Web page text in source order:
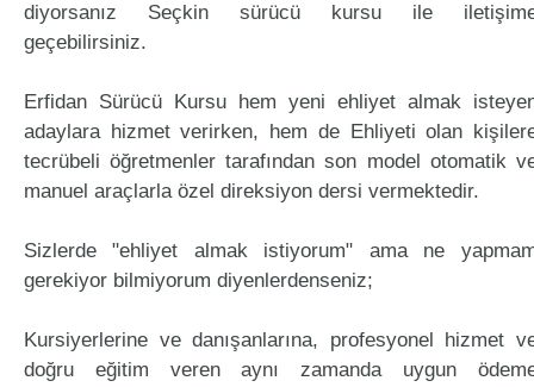
diyorsanız Seçkin sürücü kursu ile
geçebilirsiniz.
Erfidan Sürücü Kursu hem yeni ehliyet almak
adaylara hizmet verirken, hem de Ehliyeti olan
tecrübeli öğretmenler tarafından son model otomatik
manuel araçlarla özel direksiyon dersi vermektedir.
Sizlerde "ehliyet almak istiyorum" ama ne
gerekiyor bilmiyorum diyenlerdenseniz;
Kursiyerlerine ve danışanlarına, profesyonel hizmet
doğru eğitim veren aynı zamanda uygun